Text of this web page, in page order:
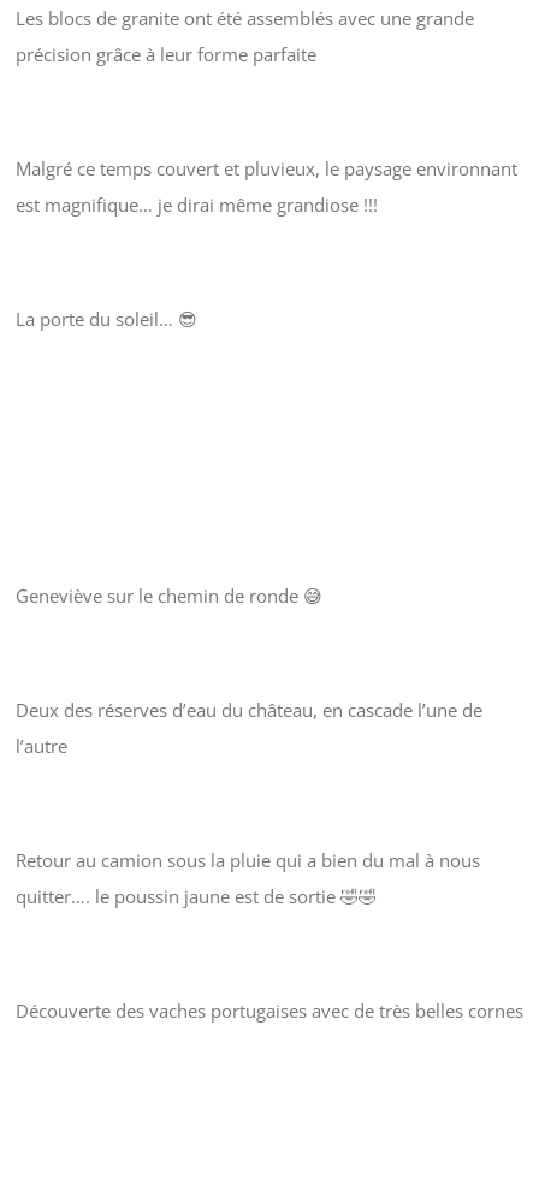
Les blocs de granite ont été assemblés avec une grande
précision grâce à leur forme parfaite
Malgré ce temps couvert et pluvieux, le paysage environnant
est magnifique… je dirai même grandiose !!!
La porte du soleil… 😎
Geneviève sur le chemin de ronde 😅
Deux des réserves d’eau du château, en cascade l’une de
l’autre
Retour au camion sous la pluie qui a bien du mal à nous
quitter…. le poussin jaune est de sortie 🤣🤣
Découverte des vaches portugaises avec de très belles cornes